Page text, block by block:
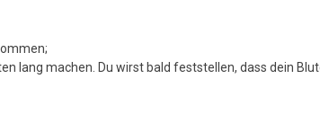
lang machen. Du wirst bald feststellen, dass dein